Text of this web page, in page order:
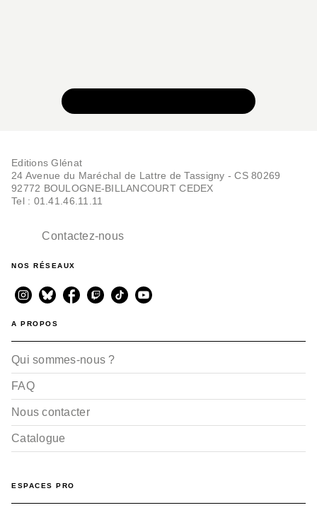
Editions Glénat
24 Avenue du Maréchal de Lattre de Tassigny - CS 80269
92772 BOULOGNE-BILLANCOURT CEDEX
Tel : 01.41.46.11.11
Contactez-nous
NOS RÉSEAUX
A PROPOS
Qui sommes-nous ?
FAQ
Nous contacter
Catalogue
ESPACES PRO